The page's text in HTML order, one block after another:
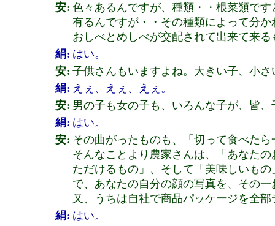
安: 色々あるんですが、種類・・根菜類で
有るんですが・・その種類によって分
おしべとめしべが交配されて出来て来
絹: はい。
安: 子供さんもいますよね。大きい子、小さ
絹: えぇ、えぇ、えぇ。
安: 男の子も女の子も、いろんな子が、皆
絹: はい。
安: その曲がったものも、「切って食べた
そんなことより農家さんは、「あなた
ただけるもの」、そして「美味しいも
で、あなたの自分の顔の写真を、その
又、うちは自社で商品パッケージを全
絹: はい。